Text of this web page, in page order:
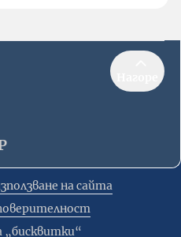
на сайта
„бисквитки“